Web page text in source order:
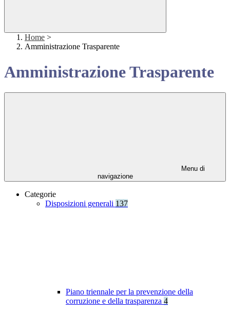
Home >
Amministrazione Trasparente
Amministrazione Trasparente
Menu di
navigazione
Categorie
Disposizioni generali 137
Piano triennale per la prevenzione della
corruzione e della trasparenza 4